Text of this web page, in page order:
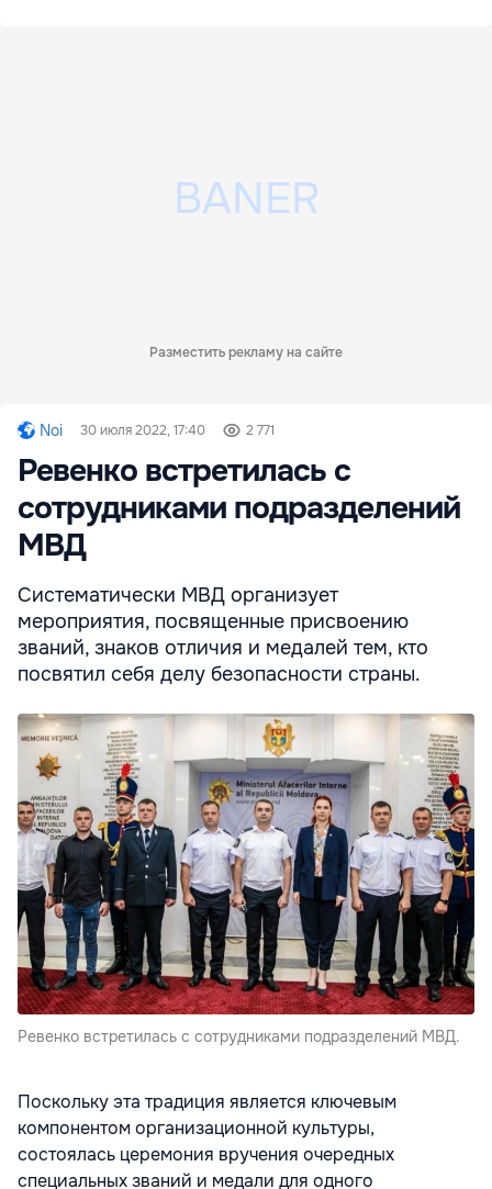
Разместить рекламу на сайте
Noi 30 июля 2022, 17:40 2 771
Ревенко встретилась с
сотрудниками подразделений
МВД
Систематически МВД организует
мероприятия, посвященные присвоению
званий, знаков отличия и медалей тем, кто
посвятил себя делу безопасности страны.
Ревенко встретилась с сотрудниками подразделений МВД.
Поскольку эта традиция является ключевым
компонентом организационной культуры,
состоялась церемония вручения очередных
специальных званий и медали для одного